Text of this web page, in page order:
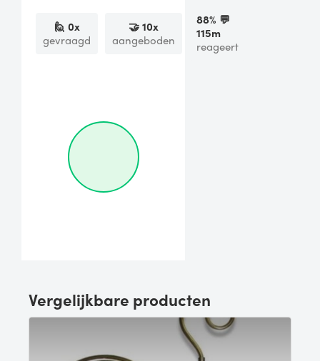
🙋 0x
gevraagd
🤝10x
aangeboden
88% 💬
115m
reageert
Vergelijkbare producten